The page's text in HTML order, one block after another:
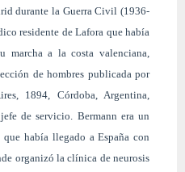
durante la Guerra Civil (1936-
residente de Lafora que había
marcha a la costa valenciana,
de hombres publicada por
1894, Córdoba, Argentina,
de servicio. Bermann era un
había llegado a España con
organizó la clínica de neurosis